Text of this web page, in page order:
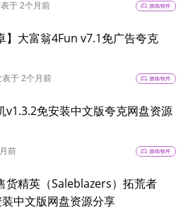
表于 2个月前 sports_esports 游戏/软件
】大富翁4Fun v7.1免广告夸克
表于 2个月前 sports_esports 游戏/软件
v1.3.2免安装中文版夸克网盘资源
前 sports_esports 游戏/软件
货精英（Saleblazers）拓荒者
中文版网盘资源分享